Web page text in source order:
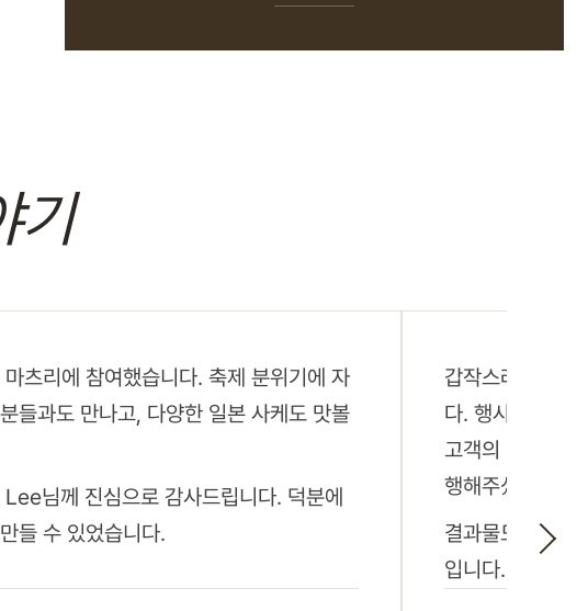
기
츠리에 참여했습니다. 축제 분위기에 자
들과도 만나고, 다양한 일본 사케도 맛볼
님께 진심으로 감사드립니다. 덕분에
들 수 있었습니다.
갑작스러운 일
다. 행사 촬영 당
고객의 입장까
행해주셨습니다.
결과물도 매우
입니다.